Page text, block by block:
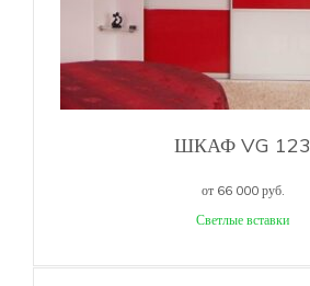
ШКАФ VG 123
от 66 000 руб.
Светлые вставки